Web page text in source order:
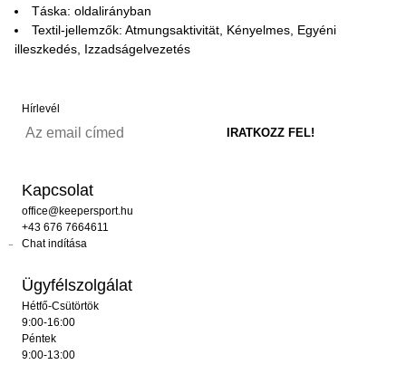
Táska: oldalirányban
Textil-jellemzők: Atmungsaktivität, Kényelmes, Egyéni
illeszkedés, Izzadságelvezetés
Hírlevél
Kapcsolat
office@keepersport.hu
+43 676 7664611
Chat indítása
Ügyfélszolgálat
Hétfő-Csütörtök
9:00-16:00
Péntek
9:00-13:00